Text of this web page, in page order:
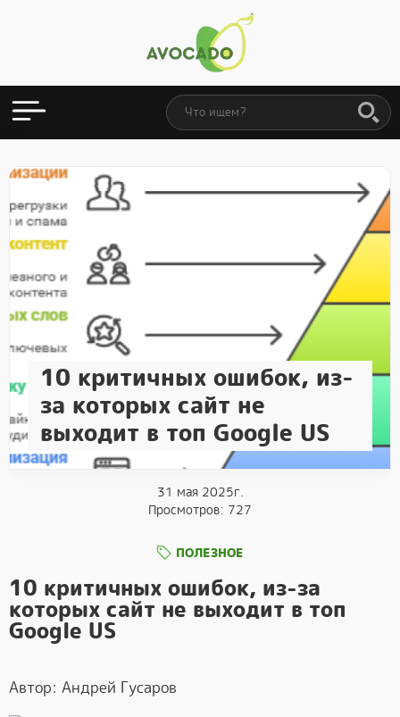
10 критичных ошибок, из-
за которых сайт не
выходит в топ Google US
31 мая 2025г.
Просмотров: 727
ПОЛЕЗНОЕ
10 критичных ошибок, из-за
которых сайт не выходит в топ
Google US
Автор: Андрей Гусаров